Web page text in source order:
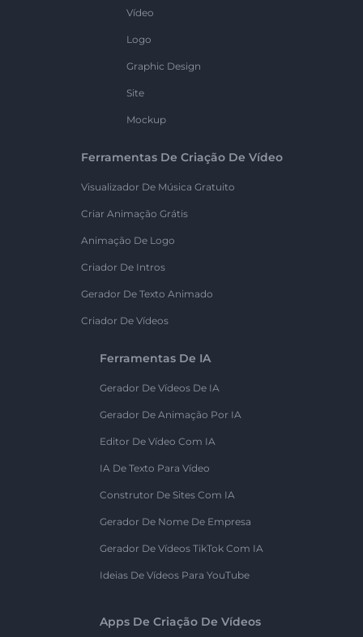
Vídeo
Logo
Graphic Design
Site
Mockup
Ferramentas De Criação De Vídeo
Visualizador De Música Gratuito
Criar Animação Grátis
Animação De Logo
Criador De Intros
Gerador De Texto Animado
Criador De Vídeos
Ferramentas De IA
Gerador De Vídeos De IA
Gerador De Animação Por IA
Editor De Vídeo Com IA
IA De Texto Para Vídeo
Construtor De Sites Com IA
Gerador De Nome De Empresa
Gerador De Vídeos TikTok Com IA
Ideias De Vídeos Para YouTube
Apps De Criação De Vídeos